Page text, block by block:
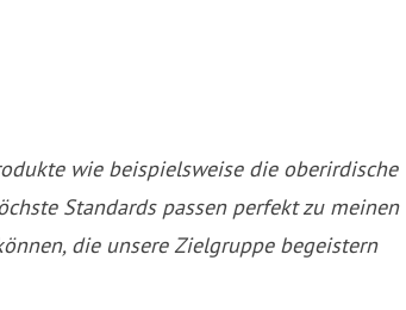
wie beispielsweise die oberirdische
Standards passen perfekt zu meinen
die unsere Zielgruppe begeistern